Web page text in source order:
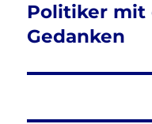
Politiker mit
Gedanken